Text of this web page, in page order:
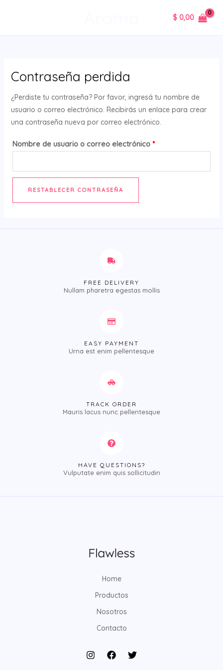
$ 0,00
Contraseña perdida
¿Perdiste tu contraseña? Por favor, ingresá tu nombre de
usuario o correo electrónico. Recibirás un enlace para crear
una contraseña nueva por correo electrónico.
Nombre de usuario o correo electrónico *
RESTABLECER CONTRASEÑA
FREE DELIVERY
Nullam pharetra egestas mollis
EASY PAYMENT
Urna est enim pellentesque
TRACK ORDER
Mauris lacus nunc pellentesque
HAVE QUESTIONS?
Vulputate enim quis sollicitudin
Home
Productos
Nosotros
Contacto